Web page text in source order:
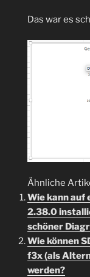
Das war es
Ähnliche
Wie kann auf
2.38.0
schöner
Wie können
f3x (als
werden?